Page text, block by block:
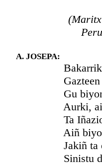
A. JOSEPA:
Bakarrik
Gazteen
Gu biyon
Aurki, ai!
Ta Iñaziok
Aiñ biyotz
Jakiñ ta
Sinistu